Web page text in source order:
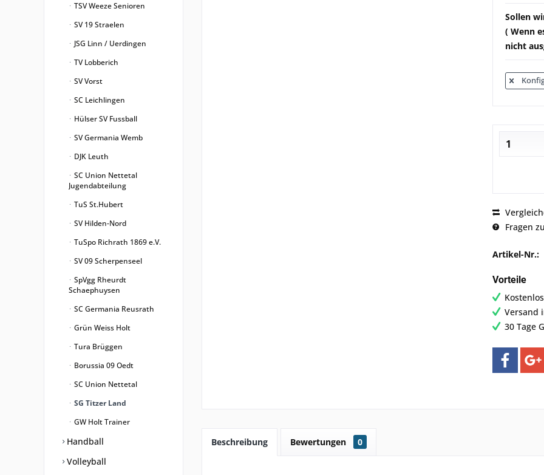
TSV Weeze Senioren
SV 19 Straelen
JSG Linn / Uerdingen
TV Lobberich
SV Vorst
SC Leichlingen
Hülser SV Fussball
SV Germania Wemb
DJK Leuth
SC Union Nettetal
Jugendabteilung
TuS St.Hubert
SV Hilden-Nord
TuSpo Richrath 1869 e.V.
SV 09 Scherpenseel
SpVgg Rheurdt
Schaephuysen
SC Germania Reusrath
Grün Weiss Holt
Tura Brüggen
Borussia 09 Oedt
SC Union Nettetal
SG Titzer Land
GW Holt Trainer
Handball
Volleyball
Sollen
( Wenn
nicht
Fragen
Artikel-Nr.:
Vorteile
Versand
30 Tage
Beschreibung Bewertungen 0